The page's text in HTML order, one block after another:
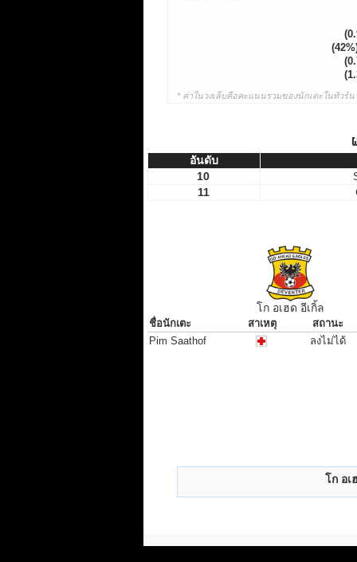
* ค่าในวงเล็บคือคะแนนรวมของนักเตะในทัวร์
อันดับ
10
11
อันดับ
โก อเฮด อีเกิ้ล
ชื่อนักเตะ สาเหตุ
สถานะ
Pim Saathof
ลงไม่ได้
ชื่อนักเตะ สาเหตุ สถานะ
โก อเ